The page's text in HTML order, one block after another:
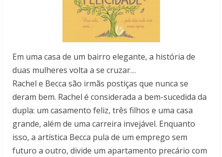
Em uma casa de um bairro elegante, a história de
duas mulheres volta a se cruzar…
Rachel e Becca são irmãs postiças que nunca se
deram bem. Rachel é considerada a bem-sucedida da
dupla: um casamento feliz, três filhos e uma casa
grande, além de uma carreira invejável. Enquanto
isso, a artística Becca pula de um emprego sem
futuro a outro, divide um apartamento precário com